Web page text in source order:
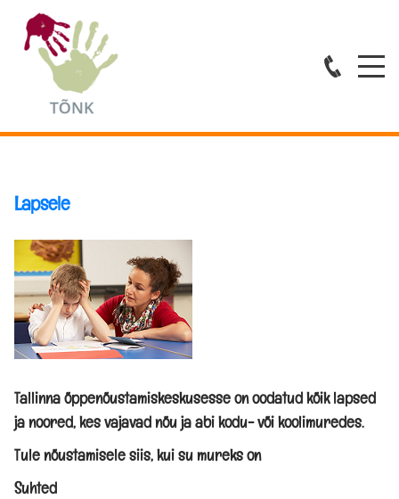
Teenused
ESMATASANDI ABI
ÕPPENÕUSTAMINE
KOVISIOONID
KOOLITUSED
Lapsele
Tallinna õppenõustamiskeskusesse on oodatud kõik lapsed
ja noored, kes vajavad nõu ja abi kodu- või koolimuredes.
Tule nõustamisele siis, kui su mureks on
Suhted